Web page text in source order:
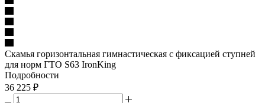
Скамья горизонтальная гимнастическая с фиксацией ступней
для норм ГТО S63 IronKing
Подробности
36 225 ₽